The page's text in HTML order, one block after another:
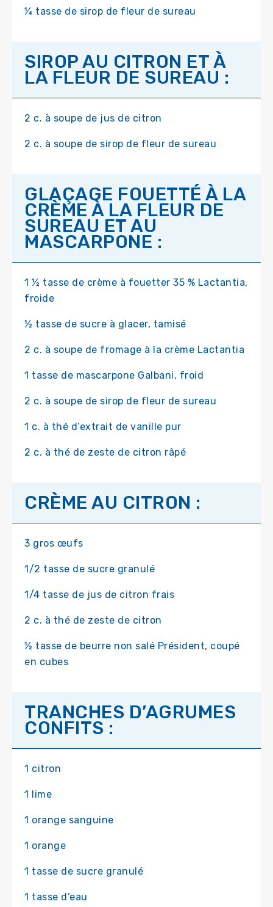
¼ tasse de sirop de fleur de sureau
SIROP AU CITRON ET À
LA FLEUR DE SUREAU :
2 c. à soupe de jus de citron
2 c. à soupe de sirop de fleur de sureau
GLAÇAGE FOUETTÉ À LA
CRÈME À LA FLEUR DE
SUREAU ET AU
MASCARPONE :
1 ½ tasse de crème à fouetter 35 % Lactantia,
froide
½ tasse de sucre à glacer, tamisé
2 c. à soupe de fromage à la crème Lactantia
1 tasse de mascarpone Galbani, froid
2 c. à soupe de sirop de fleur de sureau
1 c. à thé d’extrait de vanille pur
2 c. à thé de zeste de citron râpé
CRÈME AU CITRON :
3 gros œufs
1/2 tasse de sucre granulé
1/4 tasse de jus de citron frais
2 c. à thé de zeste de citron
½ tasse de beurre non salé Président, coupé
en cubes
TRANCHES D’AGRUMES
CONFITS :
1 citron
1 lime
1 orange sanguine
1 orange
1 tasse de sucre granulé
1 tasse d’eau